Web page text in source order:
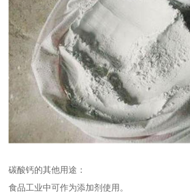
碳酸钙的其他用途：
食品工业中可作为添加剂使用。